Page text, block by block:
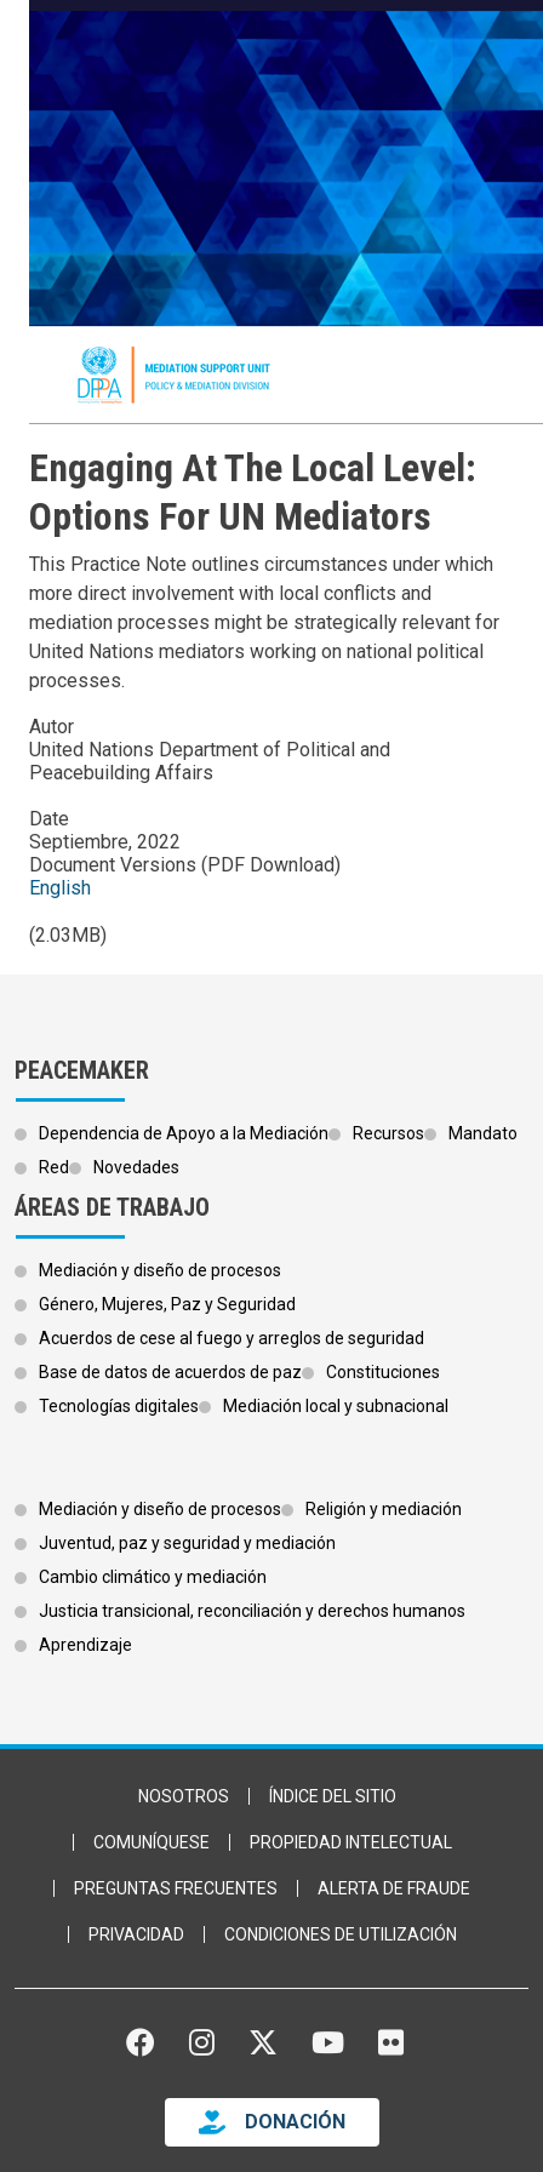
Engaging At The Local Level:
Options For UN Mediators
This Practice Note outlines circumstances under which
more direct involvement with local conflicts and
mediation processes might be strategically relevant for
United Nations mediators working on national political
processes.
Autor
United Nations Department of Political and
Peacebuilding Affairs
Date
Septiembre, 2022
Document Versions (PDF Download)
English
(2.03MB)
PEACEMAKER
Dependencia de Apoyo a la Mediación Recursos
Mandato
Red
Novedades
ÁREAS DE TRABAJO
Mediación y diseño de procesos
Género, Mujeres, Paz y Seguridad
Acuerdos de cese al fuego y arreglos de seguridad
Base de datos de acuerdos de paz
Constituciones
Tecnologías digitales
Mediación local y subnacional
Footer 3
Mediación y diseño de procesos
Religión y mediación
Juventud, paz y seguridad y mediación
Cambio climático y mediación
Justicia transicional, reconciliación y derechos humanos
Aprendizaje
Footer Bottom
NOSOTROS ÍNDICE DEL SITIO
COMUNÍQUESE PROPIEDAD INTELECTUAL
PREGUNTAS FRECUENTES ALERTA DE FRAUDE
PRIVACIDAD CONDICIONES DE UTILIZACIÓN
FACEBOOK
INSTAGRAM
TWITTERYOUTUBE
FLICKR
DONACIÓN